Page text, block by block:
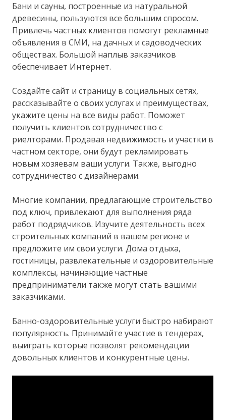
Бани и сауны, построенные из натуральной
древесины, пользуются все большим спросом.
Привлечь частных клиентов помогут рекламные
объявления в СМИ, на дачных и садоводческих
обществах. Большой наплыв заказчиков
обеспечивает Интернет.
Создайте сайт и страницу в социальных сетях,
рассказывайте о своих услугах и преимуществах,
укажите цены на все виды работ. Поможет
получить клиентов сотрудничество с
риелторами. Продавая недвижимость и участки в
частном секторе, они будут рекламировать
новым хозяевам ваши услуги. Также, выгодно
сотрудничество с дизайнерами.
Многие компании, предлагающие строительство
под ключ, привлекают для выполнения ряда
работ подрядчиков. Изучите деятельность всех
строительных компаний в вашем регионе и
предложите им свои услуги. Дома отдыха,
гостиницы, развлекательные и оздоровительные
комплексы, начинающие частные
предприниматели также могут стать вашими
заказчиками.
Банно-оздоровительные услуги быстро набирают
популярность. Принимайте участие в тендерах,
выиграть которые позволят рекомендации
довольных клиентов и конкурентные цены.